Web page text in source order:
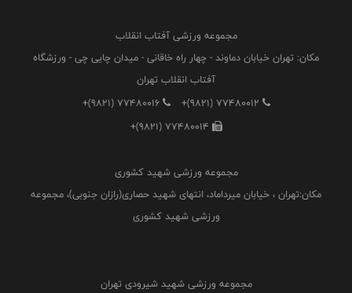
مجموعه ورزشی آفتاب انقلاب
مکان: تهران خیابان دماوند - چهار راه خاقانی - میدان چایی چی - ورزشگاه
آفتاب انقلاب تهران
+(9821) 77480012
+(9821) 77480016
+(9821) 77480014
مجموعه ورزشی شهید کشوری
مکان:تهران ، خیابان میرداماد، انتهای شهید حصاری(رازان جنوبی)، مجموعه
ورزشی شهید کشوری
مجموعه ورزشی شهید شیرودی تهران